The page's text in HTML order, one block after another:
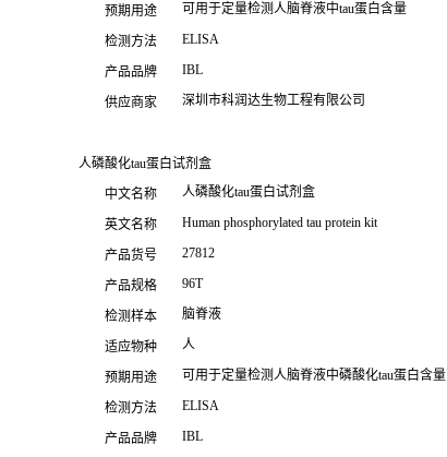
预期用途 可用于定量检测人脑脊液中tau蛋白含量
检测方法 ELISA
产品品牌 IBL
供应商家 深圳市科润达生物工程有限公司
人磷酸化tau蛋白试剂盒
中文名称
人磷酸化tau蛋白试剂盒
英文名称 Human phosphorylated tau protein kit
产品货号 27812
产品规格 96T
检测样本 脑脊液
适应物种 人
预期用途 可用于定量检测人脑脊液中磷酸化tau蛋白含量
检测方法 ELISA
产品品牌 IBL